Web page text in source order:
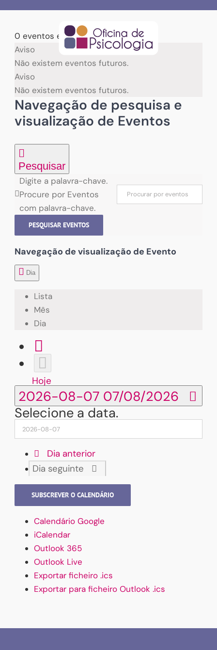
content0 eventos encontrados.
Eventos
for
07/08/2026
Aviso
Não existem eventos futuros.
Aviso
Não existem eventos futuros.
Navegação de pesquisa e
visualização de Eventos
Pesquisar
Digite a palavra-chave.
Procure por Eventos
com palavra-chave.
PESQUISAR EVENTOS
Navegação de visualização de Evento
Dia
Lista
Mês
Dia
Hoje
2026-08-07 07/08/2026
Selecione a data.
Dia anterior
Dia seguinte
SUBSCREVER O CALENDÁRIO
Calendário Google
iCalendar
Outlook 365
Outlook Live
Exportar ficheiro .ics
Exportar para ficheiro Outlook .ics